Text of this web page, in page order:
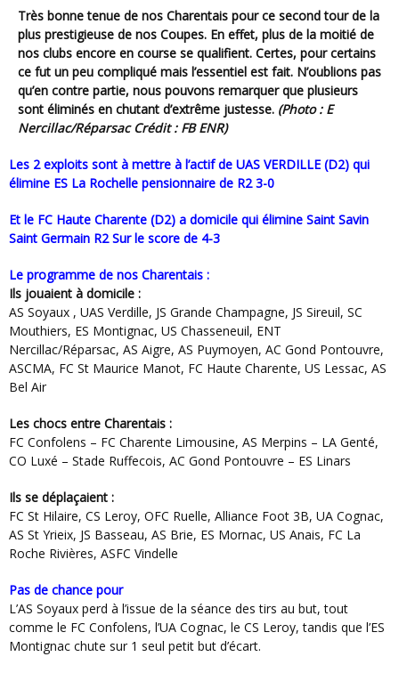
Très bonne tenue de nos Charentais pour ce second tour de la
plus prestigieuse de nos Coupes. En effet, plus de la moitié de
nos clubs encore en course se qualifient. Certes, pour certains
ce fut un peu compliqué mais l’essentiel est fait. N’oublions pas
qu’en contre partie, nous pouvons remarquer que plusieurs
sont éliminés en chutant d’extrême justesse. (Photo : E
Nercillac/Réparsac Crédit : FB ENR)
Les 2 exploits sont à mettre à l’actif de UAS VERDILLE (D2) qui
élimine ES La Rochelle pensionnaire de R2 3-0
et le FC Haute Charente (D2) a domicile qui élimine Saint Savin
Saint Germain R2 Sur le score de 4-3
Le programme de nos Charentais :
Ils jouaient à domicile :
AS Soyaux , UAS Verdille, JS Grande Champagne, JS Sireuil, SC
Mouthiers, ES Montignac, US Chasseneuil, ENT
Nercillac/Réparsac, AS Aigre, AS Puymoyen, AC Gond Pontouvre,
ASCMA, FC St Maurice Manot, FC Haute Charente, US Lessac, AS
Bel Air
Les chocs entre Charentais :
FC Confolens – FC Charente Limousine, AS Merpins – LA Genté,
CO Luxé – Stade Ruffecois, AC Gond Pontouvre – ES Linars
Ils se déplaçaient :
FC St Hilaire, CS Leroy, OFC Ruelle, Alliance Foot 3B, UA Cognac,
AS St Yrieix, JS Basseau, AS Brie, ES Mornac, US Anais, FC La
Roche Rivières, ASFC Vindelle
Pas de chance pour
L’AS Soyaux perd à l’issue de la séance des tirs au but, tout
comme le FC Confolens, l’UA Cognac, le CS Leroy, tandis que l’ES
Montignac chute sur 1 seul petit but d’écart.